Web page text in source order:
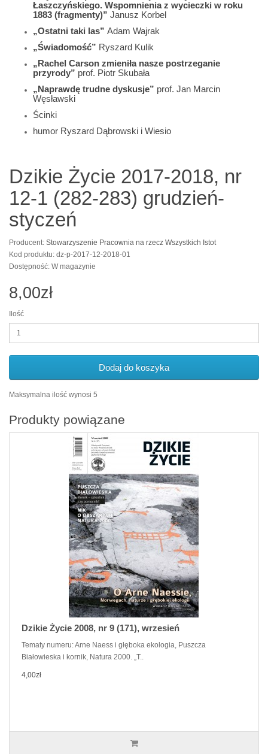
Łaszczyńskiego. Wspomnienia z wycieczki w roku
1883 (fragmenty)” Janusz Korbel
„Ostatni taki las” Adam Wajrak
„Świadomość” Ryszard Kulik
„Rachel Carson zmieniła nasze postrzeganie
przyrody” prof. Piotr Skubała
„Naprawdę trudne dyskusje” prof. Jan Marcin
Węsławski
Ścinki
humor Ryszard Dąbrowski i Wiesio
Dzikie Życie 2017-2018, nr
12-1 (282-283) grudzień-
styczeń
Producent: Stowarzyszenie Pracownia na rzecz Wszystkich Istot
Kod produktu: dz-p-2017-12-2018-01
Dostępność: W magazynie
8,00zł
Ilość
Dodaj do koszyka
Maksymalna ilość wynosi 5
Produkty powiązane
Dzikie Życie 2008, nr 9 (171), wrzesień
Tematy numeru: Arne Naess i głęboka ekologia, Puszcza
Białowieska i kornik, Natura 2000. „T..
4,00zł